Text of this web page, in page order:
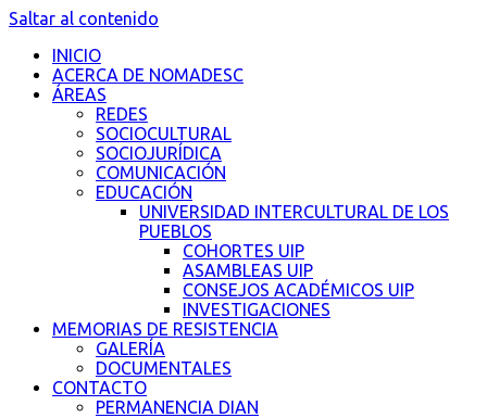
Saltar al contenido
INICIO
ACERCA DE NOMADESC
ÁREAS
REDES
SOCIOCULTURAL
SOCIOJURÍDICA
COMUNICACIÓN
EDUCACIÓN
UNIVERSIDAD INTERCULTURAL DE LOS
PUEBLOS
COHORTES UIP
ASAMBLEAS UIP
CONSEJOS ACADÉMICOS UIP
INVESTIGACIONES
MEMORIAS DE RESISTENCIA
GALERÍA
DOCUMENTALES
CONTACTO
PERMANENCIA DIAN